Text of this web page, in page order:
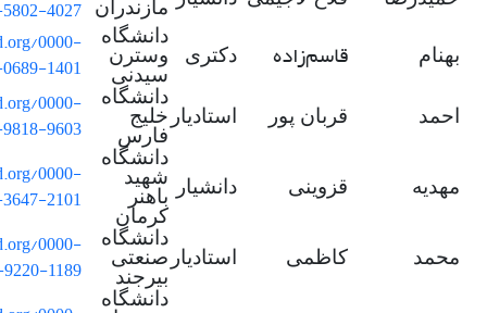
مازندران
4027
بهنام قاسمزاده دکتری
دانشگاه
وسترن
سیدنی
0000-
1401
احمد قربان پور استادیار
دانشگاه
خلیج
فارس
0000-
9603
مهدیه قزوینی دانشیار
دانشگاه
شهید
باهنر
کرمان
0000-
2101
محمد کاظمی استادیار
دانشگاه
صنعتی
بیرجند
0000-
1189
دانشگاه